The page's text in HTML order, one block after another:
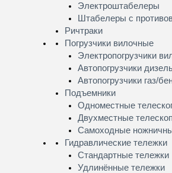
Электроштабелеры
Штабелеры с
Ричтраки
Погрузчики вилочные
Электропогрузчики
Автопогрузчики
Автопогрузчики газ/
Подъемники
Одноместные
Двухместные
Самоходные
Гидравлические тележки
Стандартные тележки
Удлинённые тележки